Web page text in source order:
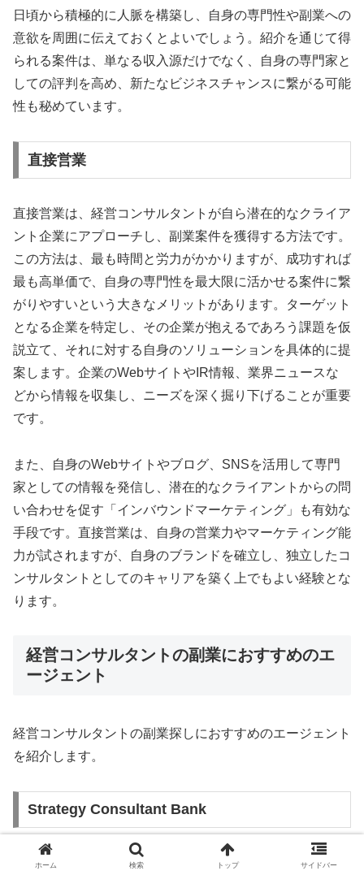
日頃から積極的に人脈を構築し、自身の専門性や副業への
意欲を周囲に伝えておくとよいでしょう。紹介を通じて得
られる案件は、単なる収入源だけでなく、自身の専門家と
しての評判を高め、新たなビジネスチャンスに繋がる可能
性も秘めています。
直接営業
直接営業は、経営コンサルタントが自ら潜在的なクライア
ント企業にアプローチし、副業案件を獲得する方法です。
この方法は、最も時間と労力がかかりますが、成功すれば
最も高単価で、自身の専門性を最大限に活かせる案件に繋
がりやすいという大きなメリットがあります。ターゲット
となる企業を特定し、その企業が抱えるであろう課題を仮
説立て、それに対する自身のソリューションを具体的に提
案します。企業のWebサイトやIR情報、業界ニュースな
どから情報を収集し、ニーズを深く掘り下げることが重要
です。
また、自身のWebサイトやブログ、SNSを活用して専門
家としての情報を発信し、潜在的なクライアントからの問
い合わせを促す「インバウンドマーケティング」も有効な
手段です。直接営業は、自身の営業力やマーケティング能
力が試されますが、自身のブランドを確立し、独立したコ
ンサルタントとしてのキャリアを築く上でもよい経験とな
ります。
経営コンサルタントの副業におすすめのエ
ージェント
経営コンサルタントの副業探しにおすすめのエージェント
を紹介します。
Strategy Consultant Bank
Strategy Consultant Bank 』は、高単価のフリーランス
ホーム 検索 トップ サイドバー